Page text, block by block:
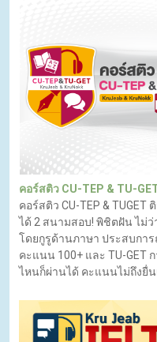
คอร์สติว CU-TEP & TU-
คอร์สติว CU-TEP & TUGET
ได้ 2 สนามสอบ! พิชิตฝัน ไม่
โดยกูรูด้านภาษา ประสบการ
คะแนน 100+ และ TU-GET
ไหนก็ผ่านได้ คะแนนไม่ถึงยื่